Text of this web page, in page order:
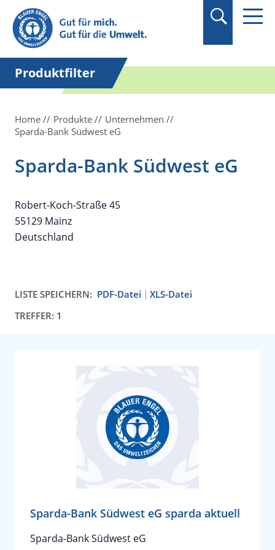
Suchbegriff in
Anführungszeichen
setzen.
Produktfilter
Home Produkte
Unternehmen
Sparda-Bank Südwest eG
Sparda-Bank Südwest eG
Robert-Koch-Straße 45
55129 Mainz
Deutschland
LISTE SPEICHERN: PDF-Datei
XLS-Datei
TREFFER: 1
Sparda-Bank Südwest eG sparda aktuell
Sparda-Bank Südwest eG